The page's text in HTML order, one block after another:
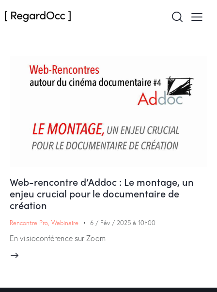
Web-rencontre d’Addoc : Le montage, un
enjeu crucial pour le documentaire de
création
Rencontre Pro Webinaire 6 / Fév / 2025 à 10h00
En visioconférence sur Zoom